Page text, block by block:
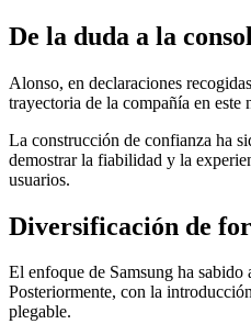
De la duda a la
Alonso, en declaraciones
trayectoria de la compañía en
La construcción de confianza ha
demostrar la fiabilidad y la
usuarios.
Diversificación de
El enfoque de Samsung ha
Posteriormente, con la
plegable.